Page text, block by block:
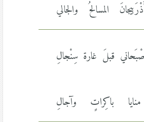
المسالحُ والجالي
قبلَ غارة سِنْجالِ
باكِراتٍ وآجالِ